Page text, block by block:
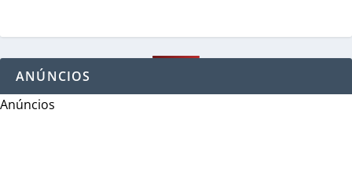
ANÚNCIOS
Anúncios